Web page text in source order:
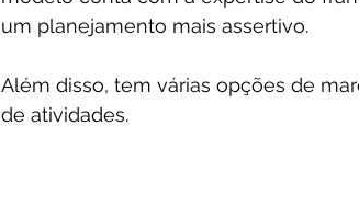
um planejamento mais assertivo.
Além disso, tem várias opções de
de atividades.